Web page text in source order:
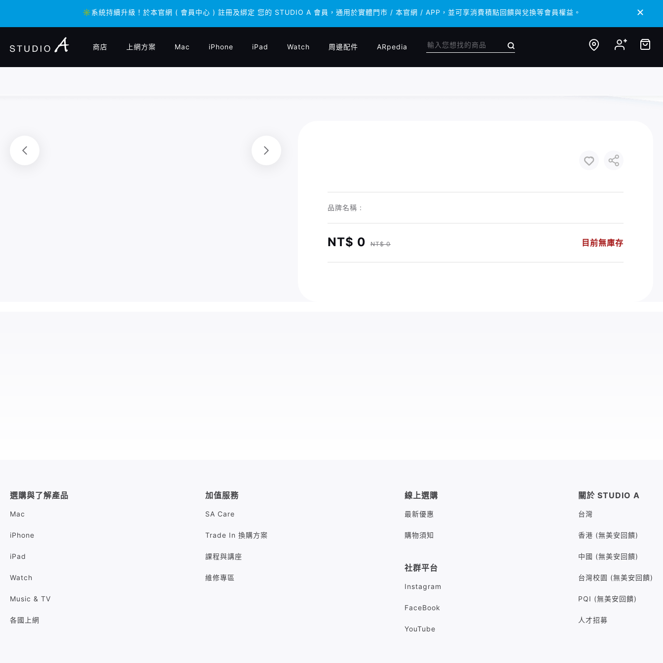
✳️系統持續升級！於本官網 ( 會員中心 ) 註冊及綁定 您的 STUDIO A 會員，通用於實體門市 / 本官網 / APP，並可享消費積點回饋與兌換等會員權益。
✳️系統持續升級！於本官網 ( 會員中心 ) 註冊及綁定 您的 STUDIO A 會員，通用於實體門市 / 本官網 / APP，並可享消費積點回饋與兌換等會員權益。
商店 上網方案 Mac iPhone iPad Watch 周邊配件 ARpedia
品牌名稱 :
NT$ 0 NT$ 0 目前無庫存
選購與了解產品
Mac
iPhone
iPad
Watch
Music & TV
各國上網
加值服務
SA Care
Trade In 換購方案
課程與講座
維修專區
線上選購
最新優惠
購物須知
社群平台
Instagram
FaceBook
YouTube
關於 STUDIO A
台灣
香港 (無美安回饋)
中國 (無美安回饋)
台灣校園 (無美安回饋)
PQI (無美安回饋)
人才招募